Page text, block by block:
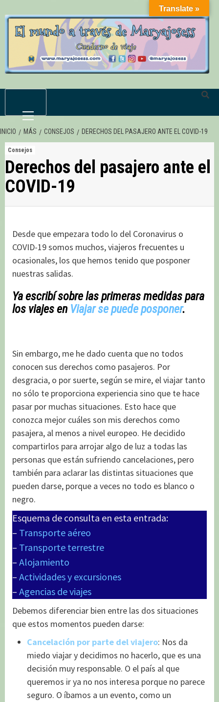
al
contenido
primario
INICIO MÁS CONSEJOS DERECHOS DEL PASAJERO ANTE EL COVID-19
Consejos
Derechos del pasajero ante el
COVID-19
Desde que empezara todo lo del Coronavirus o
COVID-19 somos muchos, viajeros frecuentes u
ocasionales, los que hemos tenido que posponer
nuestras salidas.
Ya escribí sobre las primeras medidas para
los viajes en Viajar se puede posponer.
Sin embargo, me he dado cuenta que no todos
conocen sus derechos como pasajeros. Por
desgracia, o por suerte, según se mire, el viajar tanto
no sólo te proporciona experiencia sino que te hace
pasar por muchas situaciones. Esto hace que
conozca mejor cuáles son mis derechos como
pasajera, al menos a nivel europeo. He decidido
compartirlos para arrojar algo de luz a todas las
personas que están sufriendo cancelaciones, pero
también para aclarar las distintas situaciones que
pueden darse, porque a veces no todo es blanco o
negro.
Esquema de consulta en esta entrada:
– Transporte aéreo
– Transporte terrestre
– Alojamiento
– Actividades y excursiones
– Agencias de viajes
Debemos diferenciar bien entre las dos situaciones
que estos momentos pueden darse:
Cancelación por parte del viajero: Nos da
miedo viajar y decidimos no hacerlo, que es una
decisión muy responsable. O el país al que
queremos ir ya no nos interesa porque no parece
seguro. O íbamos a un evento, como un
Translate »